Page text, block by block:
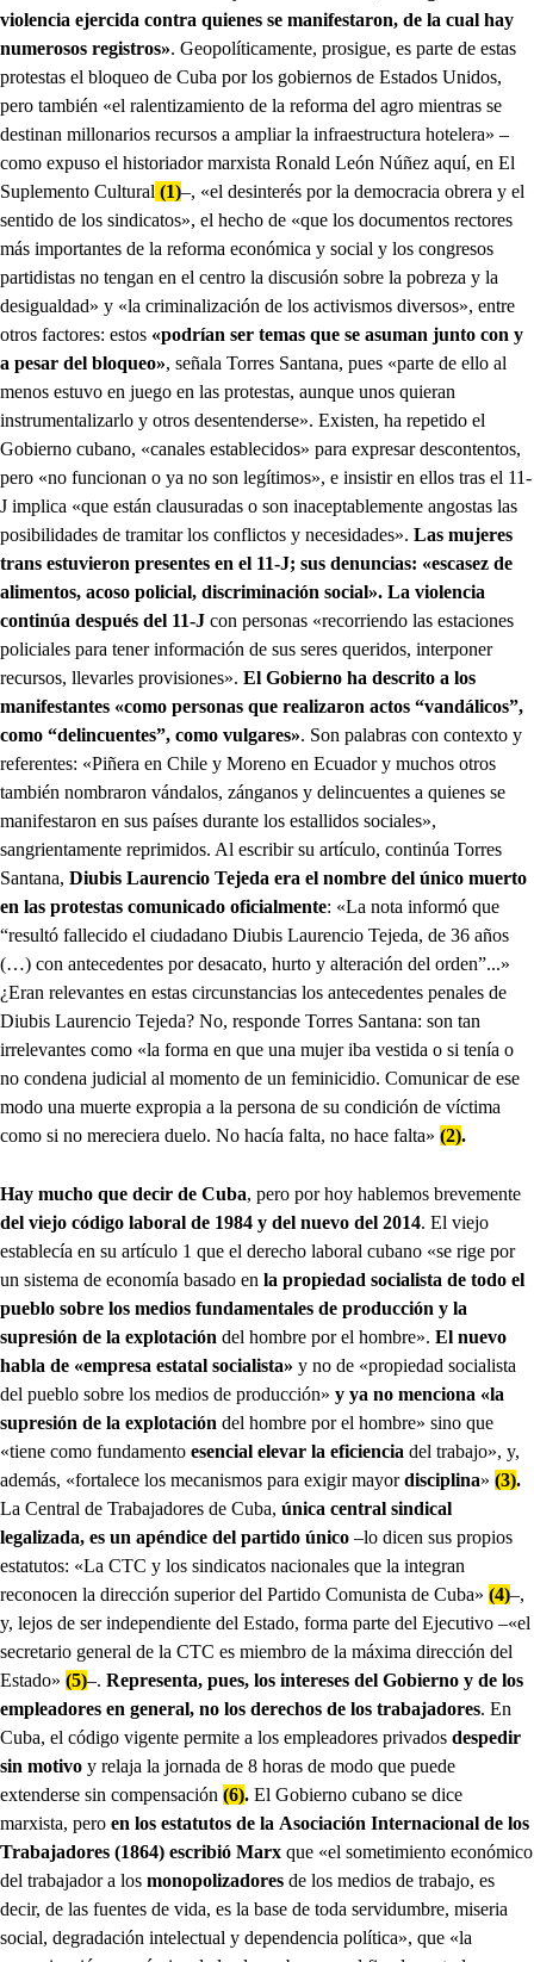
violencia ejercida contra quienes se manifestaron, de la cual hay
numerosos registros». Geopolíticamente, prosigue, es parte de estas
protestas el bloqueo de Cuba por los gobiernos de Estados Unidos,
pero también «el ralentizamiento de la reforma del agro mientras se
destinan millonarios recursos a ampliar la infraestructura hotelera» –
como expuso el historiador marxista Ronald León Núñez aquí, en El
Suplemento Cultural (1)–, «el desinterés por la democracia obrera y el
sentido de los sindicatos», el hecho de «que los documentos rectores
más importantes de la reforma económica y social y los congresos
partidistas no tengan en el centro la discusión sobre la pobreza y la
desigualdad» y «la criminalización de los activismos diversos», entre
otros factores: estos «podrían ser temas que se asuman junto con y
a pesar del bloqueo», señala Torres Santana, pues «parte de ello al
menos estuvo en juego en las protestas, aunque unos quieran
instrumentalizarlo y otros desentenderse». Existen, ha repetido el
Gobierno cubano, «canales establecidos» para expresar descontentos,
pero «no funcionan o ya no son legítimos», e insistir en ellos tras el 11-
J implica «que están clausuradas o son inaceptablemente angostas las
posibilidades de tramitar los conflictos y necesidades». Las mujeres
trans estuvieron presentes en el 11-J; sus denuncias: «escasez de
alimentos, acoso policial, discriminación social». La violencia
continúa después del 11-J con personas «recorriendo las estaciones
policiales para tener información de sus seres queridos, interponer
recursos, llevarles provisiones». El Gobierno ha descrito a los
manifestantes «como personas que realizaron actos “vandálicos”,
como “delincuentes”, como vulgares». Son palabras con contexto y
referentes: «Piñera en Chile y Moreno en Ecuador y muchos otros
también nombraron vándalos, zánganos y delincuentes a quienes se
manifestaron en sus países durante los estallidos sociales»,
sangrientamente reprimidos. Al escribir su artículo, continúa Torres
Santana, Diubis Laurencio Tejeda era el nombre del único muerto
en las protestas comunicado oficialmente: «La nota informó que
“resultó fallecido el ciudadano Diubis Laurencio Tejeda, de 36 años
(…) con antecedentes por desacato, hurto y alteración del orden”...»
¿Eran relevantes en estas circunstancias los antecedentes penales de
Diubis Laurencio Tejeda? No, responde Torres Santana: son tan
irrelevantes como «la forma en que una mujer iba vestida o si tenía o
no condena judicial al momento de un feminicidio. Comunicar de ese
modo una muerte expropia a la persona de su condición de víctima
como si no mereciera duelo. No hacía falta, no hace falta» (2).
Hay mucho que decir de Cuba, pero por hoy hablemos brevemente
del viejo código laboral de 1984 y del nuevo del 2014. El viejo
establecía en su artículo 1 que el derecho laboral cubano «se rige por
un sistema de economía basado en la propiedad socialista de todo el
pueblo sobre los medios fundamentales de producción y la
supresión de la explotación del hombre por el hombre». El nuevo
habla de «empresa estatal socialista» y no de «propiedad socialista
del pueblo sobre los medios de producción» y ya no menciona «la
supresión de la explotación del hombre por el hombre» sino que
«tiene como fundamento esencial elevar la eficiencia del trabajo», y,
además, «fortalece los mecanismos para exigir mayordisciplina» (3).
La Central de Trabajadores de Cuba, única central sindical
legalizada, es un apéndice del partido único –lo dicen sus propios
estatutos: «La CTC y los sindicatos nacionales que la integran
reconocen la dirección superior del Partido Comunista de Cuba» (4)–,
y, lejos de ser independiente del Estado, forma parte del Ejecutivo –«el
secretario general de la CTC es miembro de la máxima dirección del
Estado» (5)–. Representa, pues, los intereses del Gobierno y de los
empleadores en general, no los derechos de los trabajadores. En
Cuba, el código vigente permite a los empleadores privados despedir
sin motivo y relaja la jornada de 8 horas de modo que puede
extenderse sin compensación (6). El Gobierno cubano se dice
marxista, pero en los estatutos de la Asociación Internacional de los
Trabajadores (1864) escribió Marx que «el sometimiento económico
del trabajador a los monopolizadores de los medios de trabajo, es
decir, de las fuentes de vida, es la base de toda servidumbre, miseria
social, degradación intelectual y dependencia política», que «la